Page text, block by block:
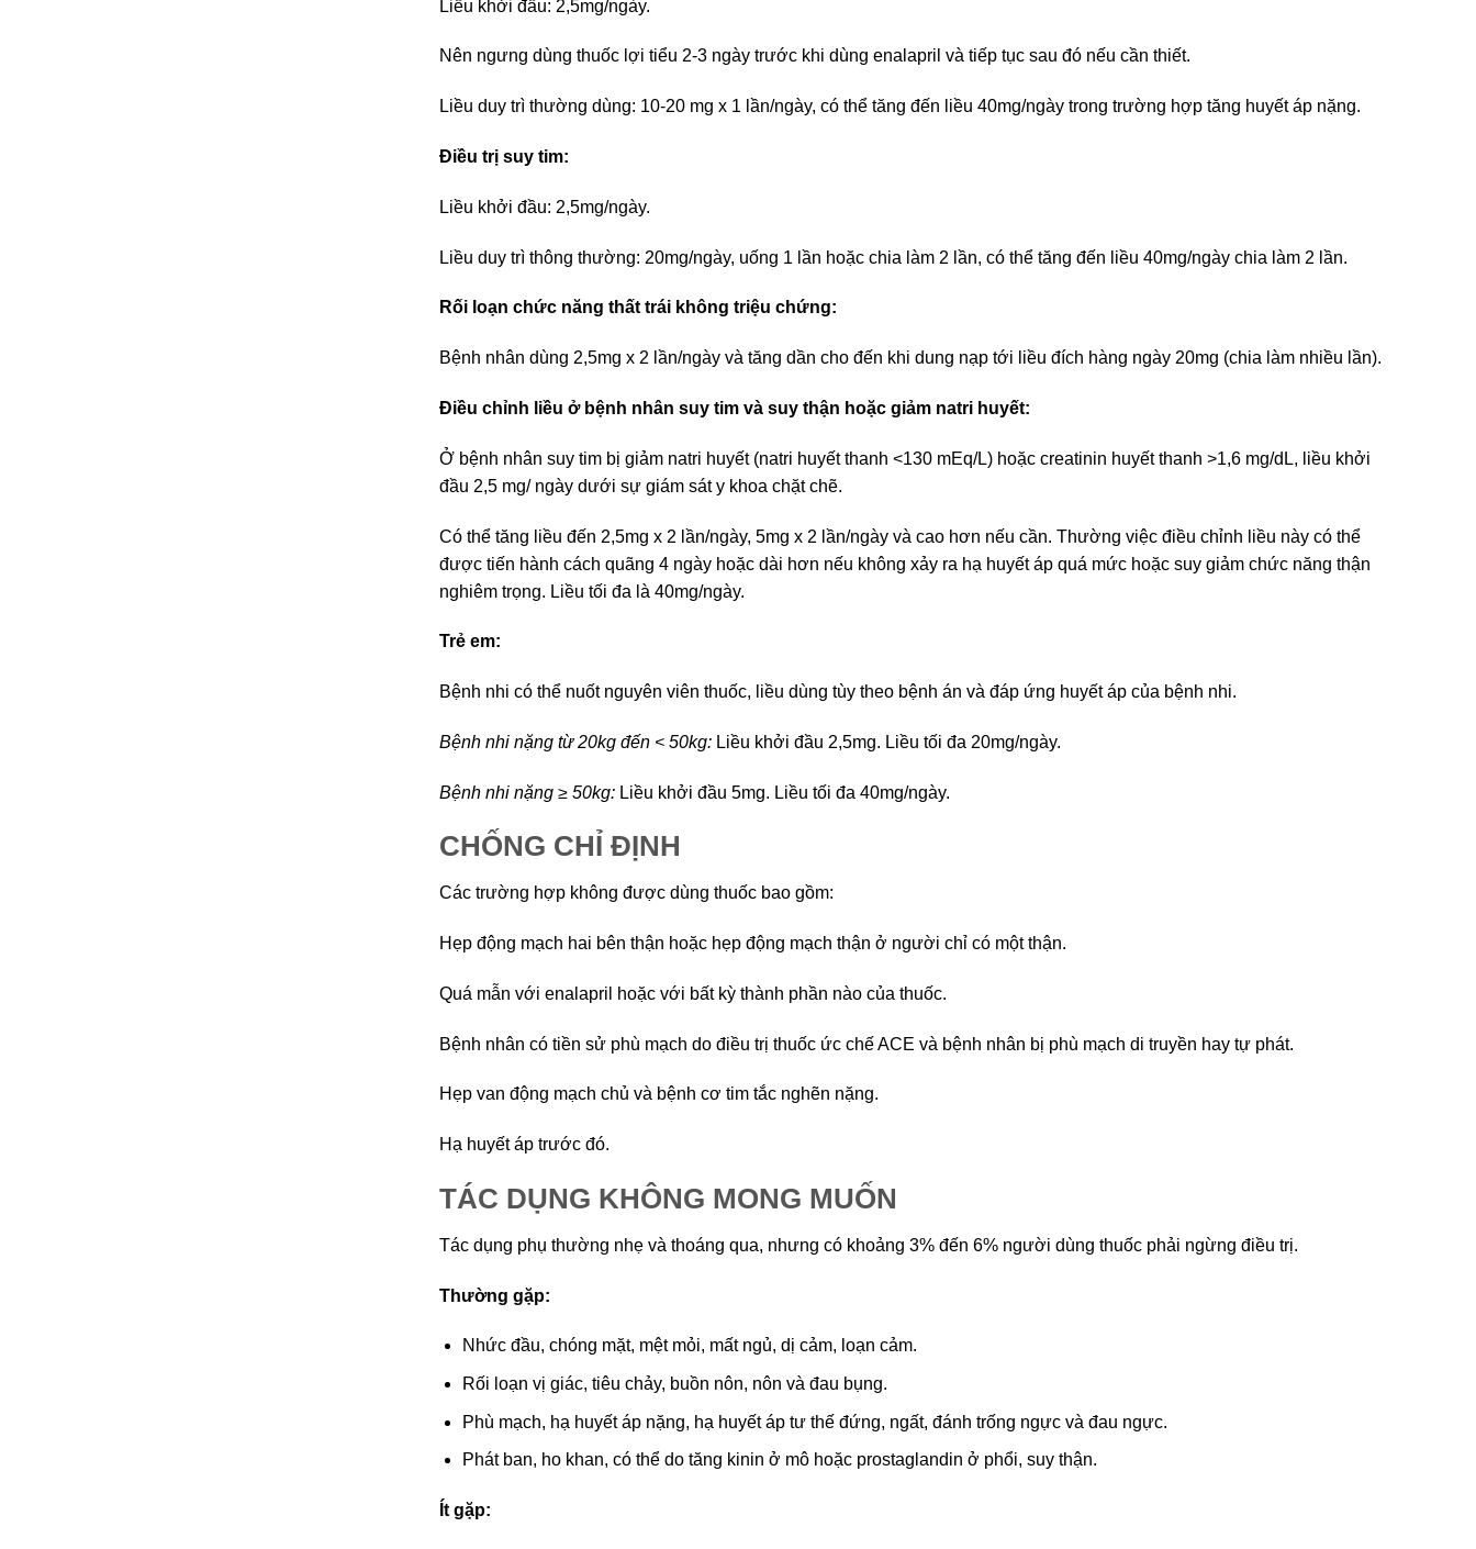
Liều khởi đầu: 2,5mg/ngày.
Nên ngưng dùng thuốc lợi tiểu 2-3 ngày trước khi dùng enalapril và tiếp tục sau đó nếu cần thiết.
Liều duy trì thường dùng: 10-20 mg x 1 lần/ngày, có thể tăng đến liều 40mg/ngày trong trường hợp tăng huyết áp nặng.
Điều trị suy tim:
Liều khởi đầu: 2,5mg/ngày.
Liều duy trì thông thường: 20mg/ngày, uống 1 lần hoặc chia làm 2 lần, có thể tăng đến liều 40mg/ngày chia làm 2 lần.
Rối loạn chức năng thất trái không triệu chứng:
Bệnh nhân dùng 2,5mg x 2 lần/ngày và tăng dần cho đến khi dung nạp tới liều đích hàng ngày 20mg (chia làm nhiều lần).
Điều chỉnh liều ở bệnh nhân suy tim và suy thận hoặc giảm natri huyết:
Ở bệnh nhân suy tim bị giảm natri huyết (natri huyết thanh <130 mEq/L) hoặc creatinin huyết thanh >1,6 mg/dL, liều khởi
đầu 2,5 mg/ ngày dưới sự giám sát y khoa chặt chẽ.
Có thể tăng liều đến 2,5mg x 2 lần/ngày, 5mg x 2 lần/ngày và cao hơn nếu cần. Thường việc điều chỉnh liều này có thể
được tiến hành cách quãng 4 ngày hoặc dài hơn nếu không xảy ra hạ huyết áp quá mức hoặc suy giảm chức năng thận
nghiêm trọng. Liều tối đa là 40mg/ngày.
Trẻ em:
Bệnh nhi có thể nuốt nguyên viên thuốc, liều dùng tùy theo bệnh án và đáp ứng huyết áp của bệnh nhi.
Bệnh nhi nặng từ 20kg đến < 50kg: Liều khởi đầu 2,5mg. Liều tối đa 20mg/ngày.
Bệnh nhi nặng ≥ 50kg: Liều khởi đầu 5mg. Liều tối đa 40mg/ngày.
CHỐNG CHỈ ĐỊNH
Các trường hợp không được dùng thuốc bao gồm:
Hẹp động mạch hai bên thận hoặc hẹp động mạch thận ở người chỉ có một thận.
Quá mẫn với enalapril hoặc với bất kỳ thành phần nào của thuốc.
Bệnh nhân có tiền sử phù mạch do điều trị thuốc ức chế ACE và bệnh nhân bị phù mạch di truyền hay tự phát.
Hẹp van động mạch chủ và bệnh cơ tim tắc nghẽn nặng.
Hạ huyết áp trước đó.
TÁC DỤNG KHÔNG MONG MUỐN
Tác dụng phụ thường nhẹ và thoáng qua, nhưng có khoảng 3% đến 6% người dùng thuốc phải ngừng điều trị.
Thường gặp:
Nhức đầu, chóng mặt, mệt mỏi, mất ngủ, dị cảm, loạn cảm.
Rối loạn vị giác, tiêu chảy, buồn nôn, nôn và đau bụng.
Phù mạch, hạ huyết áp nặng, hạ huyết áp tư thế đứng, ngất, đánh trống ngực và đau ngực.
Phát ban, ho khan, có thể do tăng kinin ở mô hoặc prostaglandin ở phổi, suy thận.
Ít gặp: